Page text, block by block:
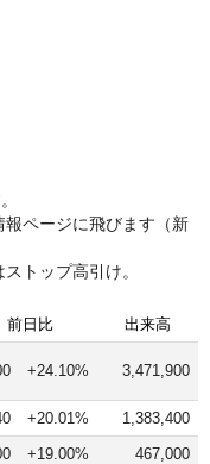
ページに飛びます（新
トップ高引け。
前日比 出来高
+24.10% 3,471,900
+20.01%
1,383,400
+19.00% 467,000